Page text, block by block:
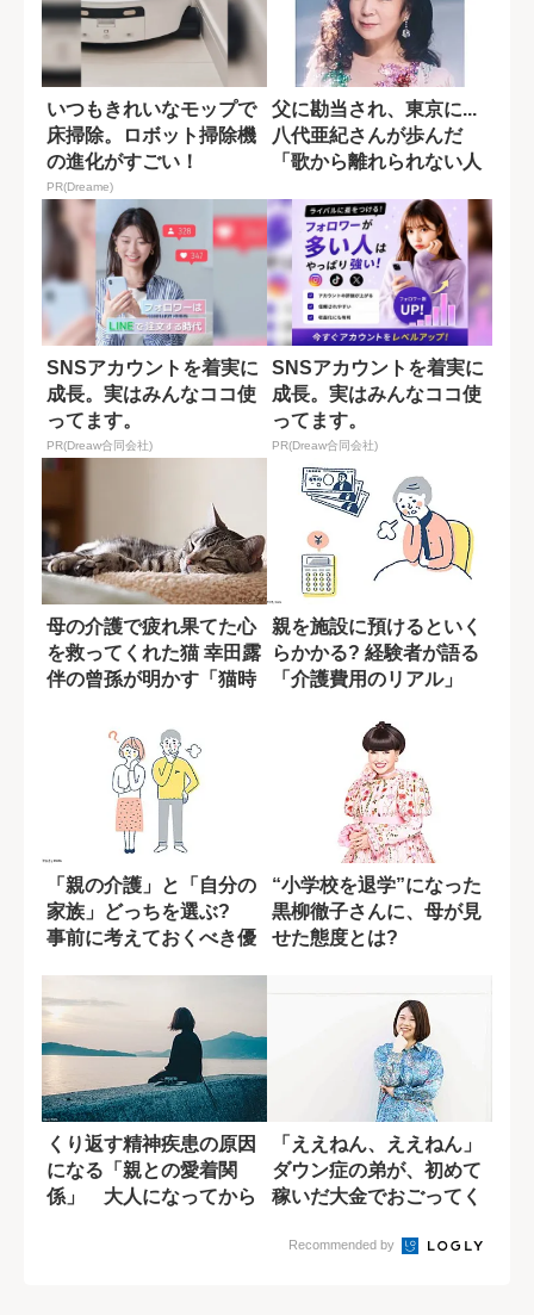
いつもきれいなモップで
床掃除。ロボット掃除機
の進化がすごい！
PR(Dreame)
父に勘当され、東京に...
八代亜紀さんが歩んだ
「歌から離れられない人
SNSアカウントを着実に
成長。実はみんなココ使
ってます。
PR(Dreaw合同会社)
SNSアカウントを着実に
成長。実はみんなココ使
ってます。
PR(Dreaw合同会社)
母の介護で疲れ果てた心
を救ってくれた猫 幸田露
伴の曾孫が明かす「猫時
親を施設に預けるといく
らかかる? 経験者が語る
「介護費用のリアル」
「親の介護」と「自分の
家族」どっちを選ぶ?
事前に考えておくべき優
“小学校を退学”になった
黒柳徹子さんに、母が見
せた態度とは?
くり返す精神疾患の原因
になる「親との愛着関
係」 大人になってから
「ええねん、ええねん」
ダウン症の弟が、初めて
稼いだ大金でおごってく
Recommended by